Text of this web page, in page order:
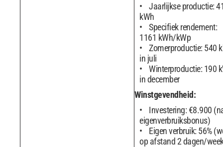
Jaarlijkse productie:
kWh
Specifiek rendement:
1161 kWh/kWp
Zomerproductie: 540
in juli
Winterproductie: 190
in december
Winstgevendheid:
Investering: €8.900
eigenverbruiksbonus)
Eigen verbruik: 56%
op afstand 2 dagen/